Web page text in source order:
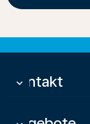
Kontakt
keyboard_arrow_down